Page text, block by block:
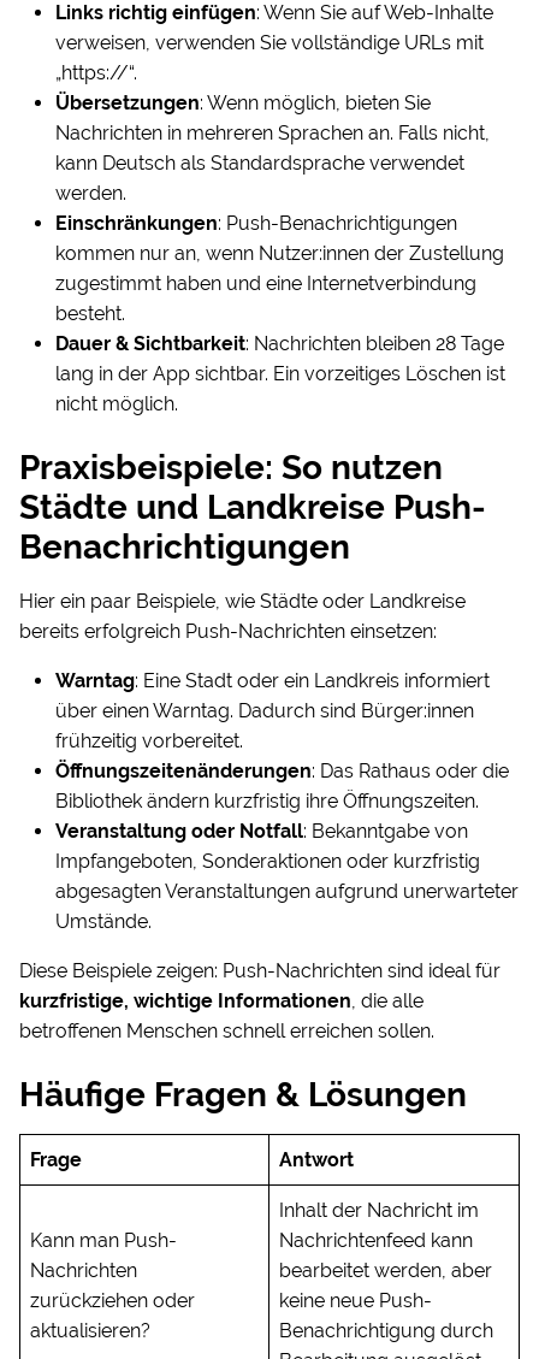
Links richtig einfügen: Wenn Sie auf Web-Inhalte
verweisen, verwenden Sie vollständige URLs mit
„https://“.
Übersetzungen: Wenn möglich, bieten Sie
Nachrichten in mehreren Sprachen an. Falls nicht,
kann Deutsch als Standardsprache verwendet
werden.
Einschränkungen: Push-Benachrichtigungen
kommen nur an, wenn Nutzer:innen der Zustellung
zugestimmt haben und eine Internetverbindung
besteht.
Dauer & Sichtbarkeit: Nachrichten bleiben 28 Tage
lang in der App sichtbar. Ein vorzeitiges Löschen ist
nicht möglich.
Praxisbeispiele: So nutzen
Städte und Landkreise Push-
Benachrichtigungen
Hier ein paar Beispiele, wie Städte oder Landkreise
bereits erfolgreich Push-Nachrichten einsetzen:
Warntag: Eine Stadt oder ein Landkreis informiert
über einen Warntag. Dadurch sind Bürger:innen
frühzeitig vorbereitet.
Öffnungszeitenänderungen: Das Rathaus oder die
Bibliothek ändern kurzfristig ihre Öffnungszeiten.
Veranstaltung oder Notfall: Bekanntgabe von
Impfangeboten, Sonderaktionen oder kurzfristig
abgesagten Veranstaltungen aufgrund unerwarteter
Umstände.
Diese Beispiele zeigen: Push-Nachrichten sind ideal für
kurzfristige, wichtige Informationen, die alle
betroffenen Menschen schnell erreichen sollen.
Häufige Fragen & Lösungen
Frage Antwort
Kann man Push-
Nachrichten
zurückziehen oder
aktualisieren?
Inhalt der Nachricht im
Nachrichtenfeed kann
bearbeitet werden, aber
keine neue Push-
Benachrichtigung durch